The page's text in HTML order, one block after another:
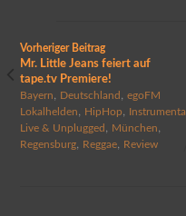
Vorheriger Beitrag
Mr. Little Jeans feiert auf
tape.tv Premiere!
Bayern Deutschland
egoFM
Lokalhelden
HipHop Instrumental
Live & Unplugged München
Regensburg, Reggae, Review